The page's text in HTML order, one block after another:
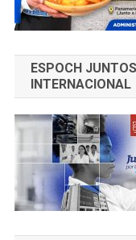
ESPOCH
INTERNACIONAL